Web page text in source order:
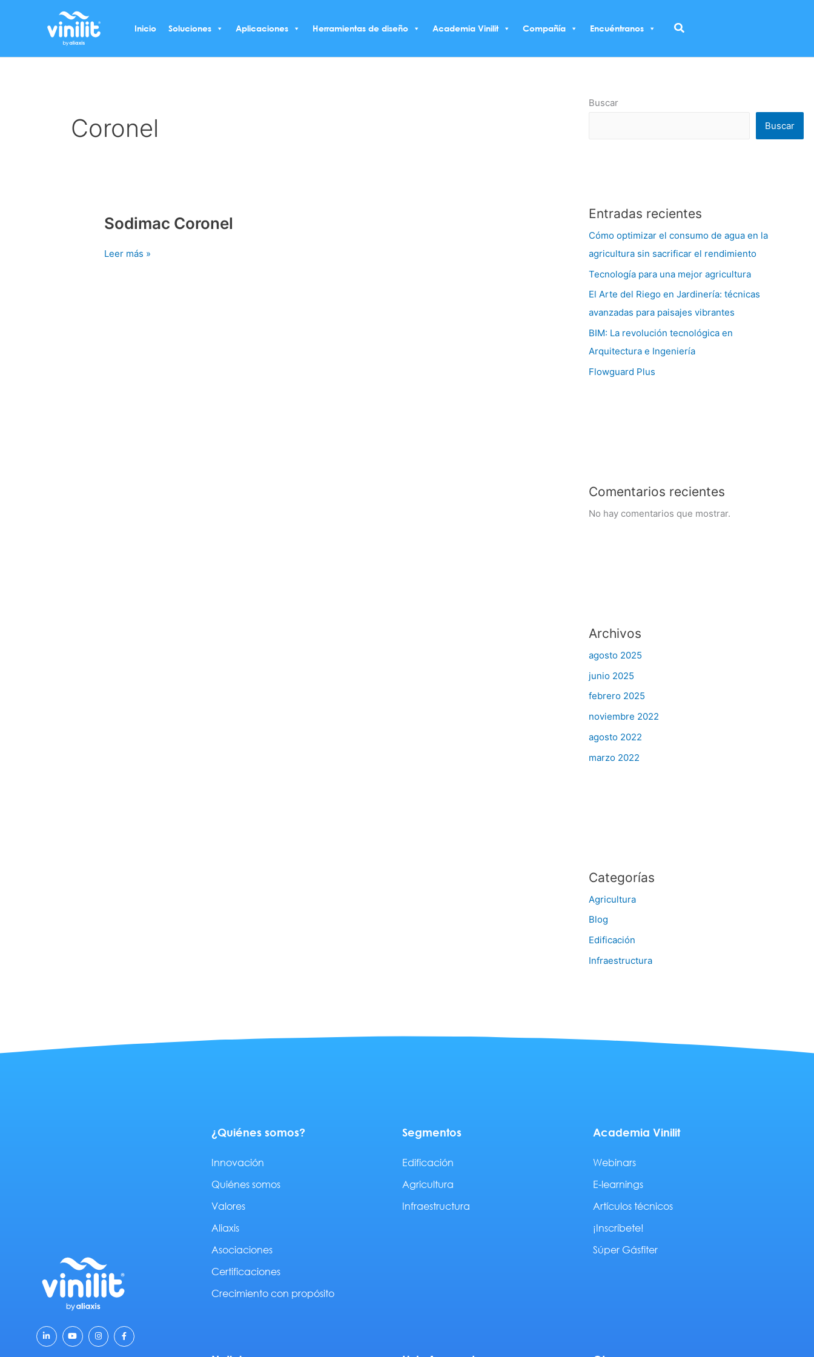
Inicio Soluciones Aplicaciones Herramientas de diseño Academia Vinilit Compañía Encuéntranos Buscar
Coronel
Sodimac Coronel
Sodimac
Leer más »
Buscar
Buscar
Entradas recientes
Cómo optimizar el consumo de agua en la
agricultura sin sacrificar el rendimiento
Tecnología para una mejor agricultura
El Arte del Riego en Jardinería: técnicas
avanzadas para paisajes vibrantes
BIM: La revolución tecnológica en
Arquitectura e Ingeniería
Flowguard Plus
Comentarios recientes
No hay comentarios que mostrar.
Archivos
agosto 2025
junio 2025
febrero 2025
noviembre 2022
agosto 2022
marzo 2022
Categorías
Agricultura
Blog
Edificación
Infraestructura
L
i
n
Y
o
u
I
n
s
F
a
c
¿Quiénes somos?
Innovación
Quiénes somos
Valores
Aliaxis
Asociaciones
Certificaciones
Crecimiento con propósito
Segmentos
Edificación
Agricultura
Infraestructura
Academia Vinilit
Webinars
E-learnings
Artículos técnicos
¡Inscríbete!
Súper Gásfiter